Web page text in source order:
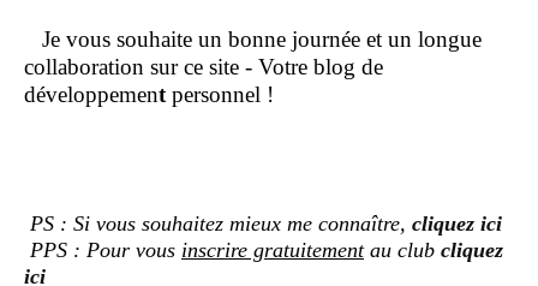
Je vous souhaite un bonne journée et un longue
collaboration sur ce site - Votre blog de
développement personnel !
PS : Si vous souhaitez mieux me connaître, cliquez ici
PPS : Pour vous inscrire gratuitementau club cliquez
ici